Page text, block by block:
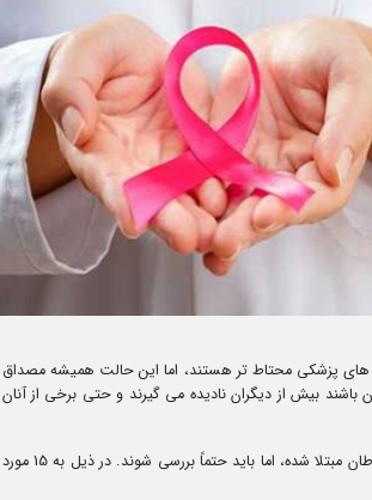
پزشکی محتاط تر هستند، اما این حالت همیشه مصداق
باشند بیش از دیگران نادیده می گیرند و حتی برخی از آنان
علائمی وجود دارند که نباید به خودی خود موجب شوند فرد تصور کند قطعاً به سرطان مبتلا شده، اما باید حتماً بررسی شوند. در ذیل به 15 مورد